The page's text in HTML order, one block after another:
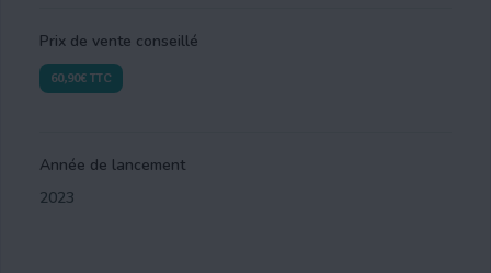
Prix de vente conseillé
60,90€ TTC
Année de lancement
2023